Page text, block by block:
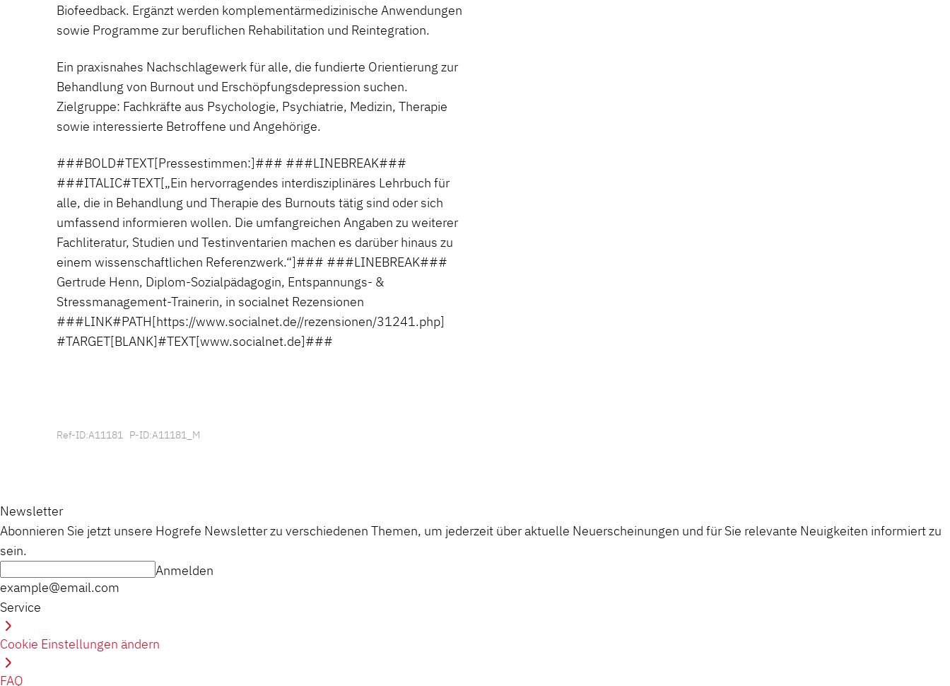
Biofeedback. Ergänzt werden komplementärmedizinische Anwendungen
sowie Programme zur beruflichen Rehabilitation und Reintegration.
Ein praxisnahes Nachschlagewerk für alle, die fundierte Orientierung zur
Behandlung von Burnout und Erschöpfungsdepression suchen.
Zielgruppe: Fachkräfte aus Psychologie, Psychiatrie, Medizin, Therapie
sowie interessierte Betroffene und Angehörige.
###BOLD#TEXT[Pressestimmen:]### ###LINEBREAK###
###ITALIC#TEXT[„Ein hervorragendes interdisziplinäres Lehrbuch für
alle, die in Behandlung und Therapie des Burnouts tätig sind oder sich
umfassend informieren wollen. Die umfangreichen Angaben zu weiterer
Fachliteratur, Studien und Testinventarien machen es darüber hinaus zu
einem wissenschaftlichen Referenzwerk.“]### ###LINEBREAK###
Gertrude Henn, Diplom-Sozialpädagogin, Entspannungs- &
Stressmanagement-Trainerin, in socialnet Rezensionen
###LINK#PATH[https://www.socialnet.de//rezensionen/31241.php]
#TARGET[BLANK]#TEXT[www.socialnet.de]###
Ref-ID:A11181 P-ID:A11181_M
Newsletter
Abonnieren Sie jetzt unsere Hogrefe Newsletter zu verschiedenen Themen, um jederzeit über aktuelle Neuerscheinungen und für Sie relevante Neuigkeiten informiert zu
sein.
example@email.com
Anmelden
Service
Cookie Einstellungen ändern
FAQ